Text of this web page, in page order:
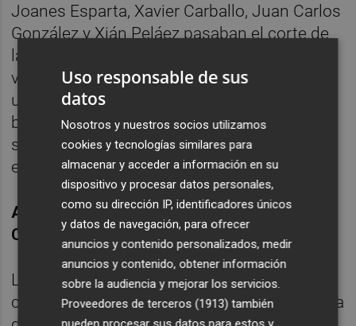
Joanes Esparta, Xavier Carballo, Juan Carlos
González y Xián Peláez pasaban el corte de
las semifinales la mañana del sábado. La
victoria ha sido para Jordi Payáque
una final en la completaba dos de los cuatro
bloques. David López se proclama
subcampeón. Joanes Espartase hacía con
el tercer puesto en podio de la competición.
Alberto Ginés y Lucía Sempere ganan el
Campeonato de España de Bloque 2022
La mañana del domingo se reservaba para
completar unos los Campeonatos de España
Uso responsable de sus
datos
Nosotros y nuestros socios utilizamos
cookies y tecnologías similares para
almacenar y acceder a información en su
dispositivo y procesar datos personales,
como su dirección IP, identificadores únicos
y datos de navegación, para ofrecer
anuncios y contenido personalizados, medir
anuncios y contenido, obtener información
sobre la audiencia y mejorar los servicios.
Proveedores de terceros (1913) también